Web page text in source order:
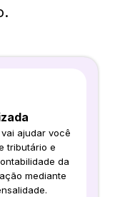
ajudar você
tributário e
da
mediante